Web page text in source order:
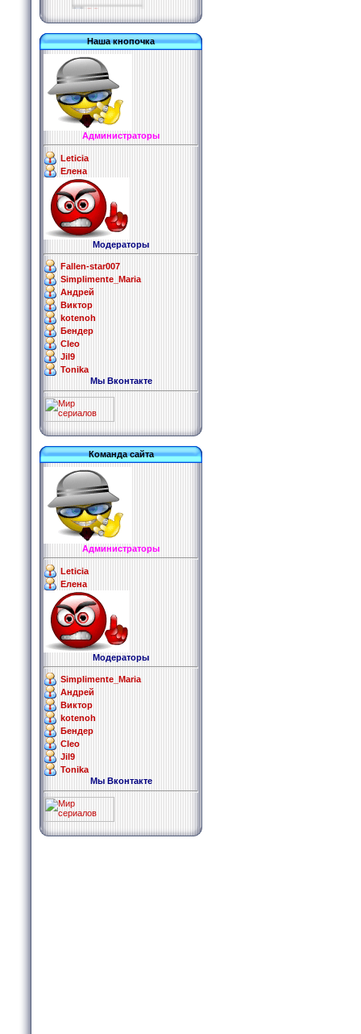
http://websurf.ru/?
ref=126400
Наша кнопочка
Администраторы
Leticia
Елена
Модераторы
Fallen-star007
Simplimente_Maria
Андрей
Виктор
kotenoh
Бендер
Cleo
Jil9
Tonika
Мы Вконтакте
Команда сайта
Администраторы
Leticia
Елена
Модераторы
Simplimente_Maria
Андрей
Виктор
kotenoh
Бендер
Cleo
Jil9
Tonika
Мы Вконтакте